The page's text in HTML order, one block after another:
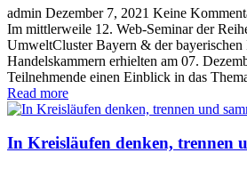
admin Dezember 7, 2021 Keine
Im mittlerweile 12. Web-Seminar der
UmweltCluster Bayern & der bayerischen
Handelskammern erhielten am 07.
Teilnehmende einen Einblick in das
Read more
In Kreisläufen denken, trennen